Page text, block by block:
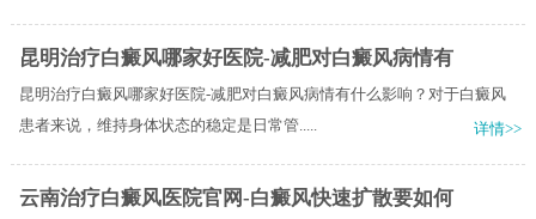
昆明治疗白癜风哪家好医院-减肥对白癜风病情有
昆明治疗白癜风哪家好医院-减肥对白癜风病情有什么影响？对于白癜风
患者来说，维持身体状态的稳定是日常管.....
详情>>
云南治疗白癜风医院官网-白癜风快速扩散要如何